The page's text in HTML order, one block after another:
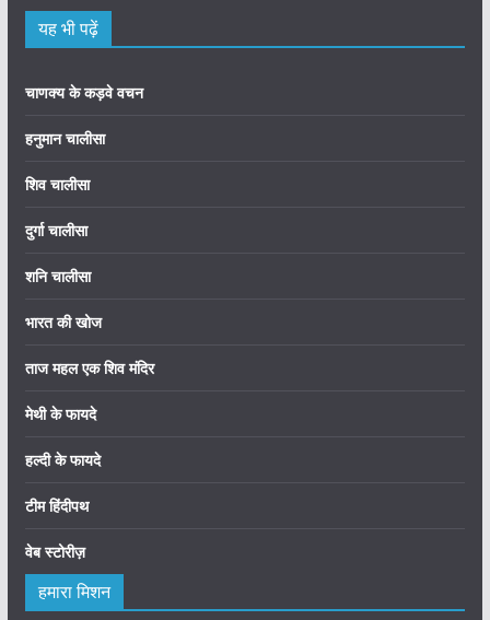
यह भी पढ़ें
चाणक्य के कड़वे वचन
हनुमान चालीसा
शिव चालीसा
दुर्गा चालीसा
शनि चालीसा
भारत की खोज
ताज महल एक शिव मंदिर
मेथी के फायदे
हल्दी के फायदे
टीम हिंदीपथ
वेब स्टोरीज़
हमारा मिशन